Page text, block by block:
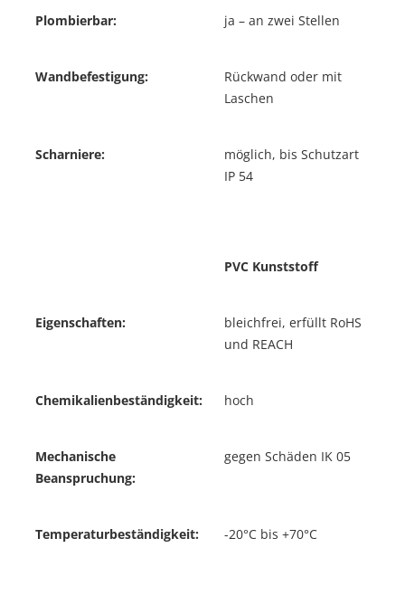
Plombierbar: ja – an zwei Stellen
Wandbefestigung:
Rückwand oder mit
Laschen
Scharniere:
möglich, bis Schutzart
IP 54
PVC Kunststoff
Eigenschaften:
bleichfrei, erfüllt RoHS
und REACH
Chemikalienbeständigkeit: hoch
Mechanische
Beanspruchung:
gegen Schäden IK 05
Temperaturbeständigkeit: -20°C bis +70°C